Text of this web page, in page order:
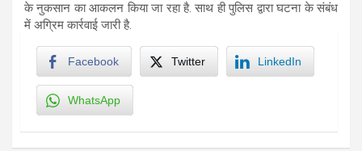
के नुकसान का आकलन किया जा रहा है. साथ ही पुलिस द्वारा घटना के संबंध
में अग्रिम कार्रवाई जारी है.
Facebook Twitter LinkedIn
WhatsApp